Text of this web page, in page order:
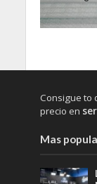
Consigue to
precio en
Mas